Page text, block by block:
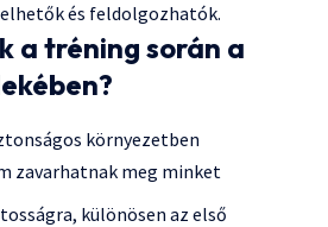
és feldolgozhatók.
a tréning során a
környezetben
zavarhatnak meg minket
különösen az első